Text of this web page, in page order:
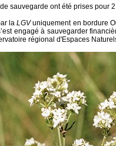
sauvegarde ont été prises pour
laLGVuniquement en bordure
engagé à sauvegarder
régional d'Espaces